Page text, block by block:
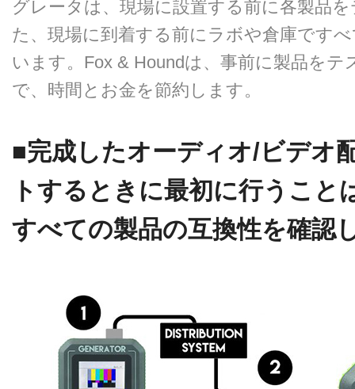
グレータは、現場に設置する前に各製品
た、現場に到着する前にラボや倉庫です
います。Fox & Houndは、事前に製品を
で、時間とお金を節約します。
■完成したオーディオ/ビデオ
トするときに最初に行うこと
すべての製品の互換性を確認